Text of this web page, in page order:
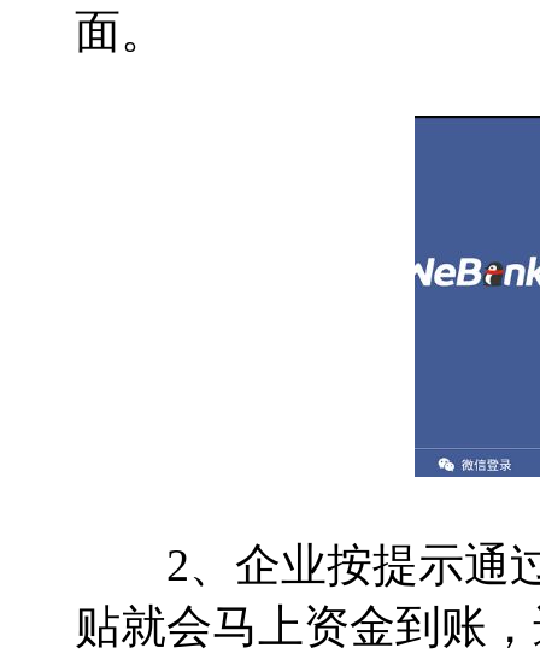
面。
2、企业按提示通过
贴就会马上资金到账